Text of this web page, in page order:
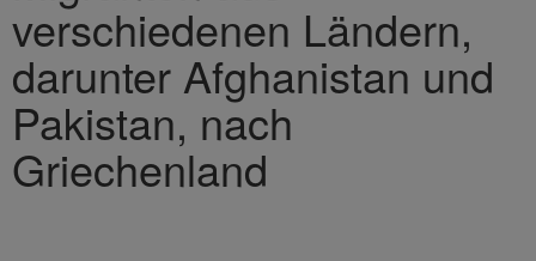
verschiedenen Ländern,
darunter Afghanistan und
Pakistan, nach
Griechenland